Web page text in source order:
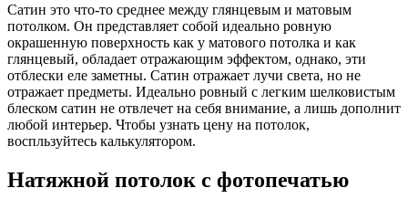
Сатин это что-то среднее между глянцевым и матовым
потолком. Он представляет собой идеально ровную
окрашенную поверхность как у матового потолка и как
глянцевый, обладает отражающим эффектом, однако, эти
отблески еле заметны. Сатин отражает лучи света, но не
отражает предметы. Идеально ровный с легким шелковистым
блеском сатин не отвлечет на себя внимание, а лишь дополнит
любой интерьер. Чтобы узнать цену на потолок,
воспльзуйтесь калькулятором.
Натяжной потолок с фотопечатью